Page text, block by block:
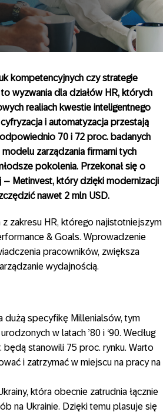
kompetencyjnych czy strategie
wyzwania dla działów HR, których
realiach kwestie inteligentnego
i automatyzacja przestają
70 i 72 proc. badanych
modelu zarządzania firmami tych
pokolenia. Przekonał się o
– Metinvest, który dzięki modernizacji
nawet 2 mln USD.
zakresu HR, którego najistotniejszym
& Goals. Wprowadzenie
pracowników, zwiększa
wydajnością.
dużą specyfikę Millenialsów, tym
w latach ’80 i ‘90. Według
stanowili 75 proc. rynku. Warto
i zatrzymać w miejscu na pracy na
która obecnie zatrudnia łącznie
na Ukrainie. Dzięki temu plasuje się